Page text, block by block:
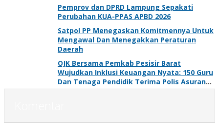
Pemprov dan DPRD Lampung Sepakati
Perubahan KUA-PPAS APBD 2026
Satpol PP Menegaskan Komitmennya Untuk
Mengawal Dan Menegakkan Peraturan
Daerah
OJK Bersama Pemkab Pesisir Barat
Wujudkan Inklusi Keuangan Nyata: 150 Guru
Dan Tenaga Pendidik Terima Polis Asuransi
Jiwa